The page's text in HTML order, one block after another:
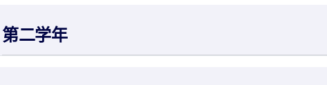
第二学年